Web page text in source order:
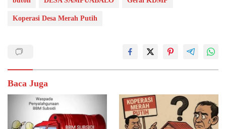
Koperasi Desa Merah Putih
Baca Juga